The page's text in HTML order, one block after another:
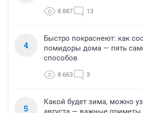
8 887 13
4
Быстро покраснеют: как
помидоры дома — пять
способов
8 663 3
5
Какой будет зима, можно